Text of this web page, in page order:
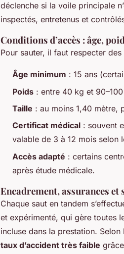
déclenche si la voile principale
inspectés, entretenus et
Conditions d’accès : âge,
Pour sauter, il faut respecter des
Âge minimum : 15 ans
Poids : entre 40 kg et
Taille : au moins 1,40 mètre,
Certificat médical : souvent
valable de 3 à 12 mois selon
Accès adapté : certains
après étude médicale.
Encadrement, assurances et
Chaque saut en tandem
et expérimenté, qui gère toutes
incluse dans la prestation.
taux d’accident très faible